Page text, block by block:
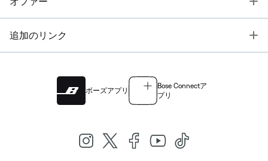
追加のリンク
ボーズアプリ
Bose Connectア
プリ